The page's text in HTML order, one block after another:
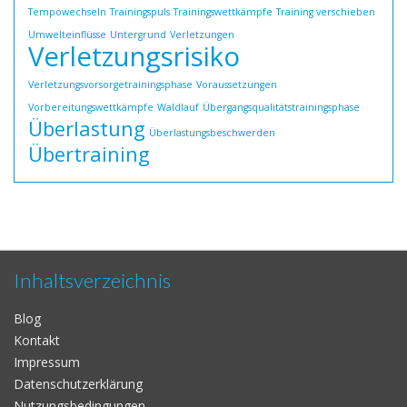
Tempowechseln Trainingspuls Trainingswettkämpfe Training verschieben
Umwelteinflüsse Untergrund Verletzungen
Verletzungsrisiko
Verletzungsvorsorgetrainingsphase Voraussetzungen
Vorbereitungswettkämpfe Waldlauf Übergangsqualitätstrainingsphase
Überlastung Überlastungsbeschwerden
Übertraining
Inhaltsverzeichnis
Blog
Kontakt
Impressum
Datenschutzerklärung